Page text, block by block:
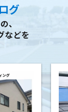
グ
、
などを